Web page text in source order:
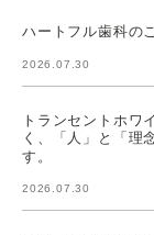
ハートフル歯科の
2026.07.30
トランセントホワ
く、「人」と「理
す。
2026.07.30